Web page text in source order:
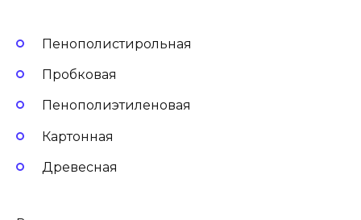
Пенополистирольная
Пробковая
Пенополиэтиленовая
Картонная
Древесная